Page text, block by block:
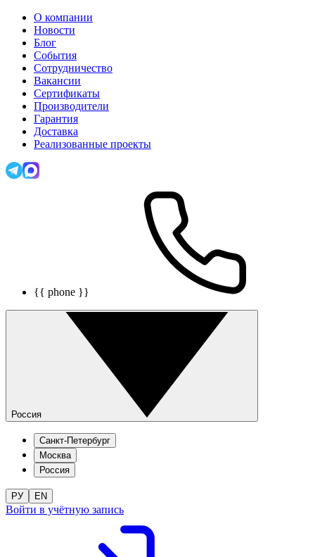
О компании
Новости
Блог
События
Сотрудничество
Вакансии
Сертификаты
Производители
Гарантия
Доставка
Реализованные проекты
{{ phone }}
Россия
Санкт-Петербург
Москва
Россия
РУ EN
Войти в учётную запись